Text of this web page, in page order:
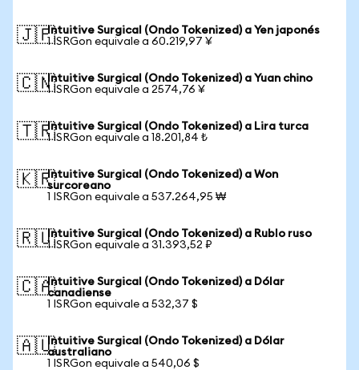
🇯🇵Intuitive Surgical (Ondo Tokenized) a Yen japonés
1 ISRGon equivale a 60.219,97 ¥
🇨🇳Intuitive Surgical (Ondo Tokenized) a Yuan chino
1 ISRGon equivale a 2574,76 ¥
🇹🇷Intuitive Surgical (Ondo Tokenized) a Lira turca
1 ISRGon equivale a 18.201,84 ₺
🇰🇷Intuitive Surgical (Ondo Tokenized) a Won
surcoreano
1 ISRGon equivale a 537.264,95 ₩
🇷🇺Intuitive Surgical (Ondo Tokenized) a Rublo ruso
1 ISRGon equivale a 31.393,52 ₽
🇨🇦Intuitive Surgical (Ondo Tokenized) a Dólar
canadiense
1 ISRGon equivale a 532,37 $
🇦🇺Intuitive Surgical (Ondo Tokenized) a Dólar
australiano
1 ISRGon equivale a 540,06 $